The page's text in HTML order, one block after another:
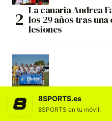
La canaria Andrea
los 29 años tras
lesiones
El Costa Adeje
Athletic Club en
punto
8SPORTS.es
8SPORTS en tu móvil.